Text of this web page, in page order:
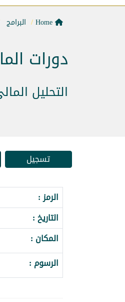
البرامج
دورات
التحليل
تسجيل
الرمز :
التاريخ :
المكان :
الرسوم :